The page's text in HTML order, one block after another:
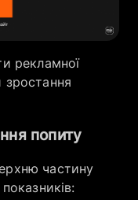
рекламної
попиту
частину